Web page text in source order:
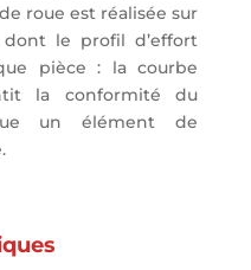
roue est réalisée sur
dont le profil d’effort
pièce : la courbe
la conformité du
un élément de